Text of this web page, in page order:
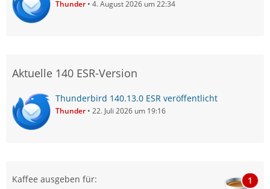
Thunder 4. August 2026 um 22:34
Aktuelle 140 ESR-Version
Thunderbird 140.13.0 ESR veröffentlicht
Thunder 22. Juli 2026 um 19:16
Kaffee ausgeben für: 1